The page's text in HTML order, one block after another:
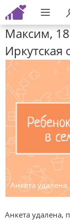
Максим,
Иркутская
Анкета удалена.
Анкета удалена,